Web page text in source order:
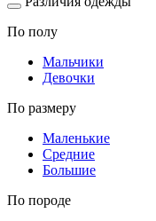
По полу
Мальчики
Девочки
По размеру
Маленькие
Средние
Большие
По породе